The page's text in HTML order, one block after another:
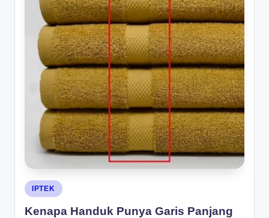
Posted
in
IPTEK
Kenapa Handuk Punya Garis Panjang